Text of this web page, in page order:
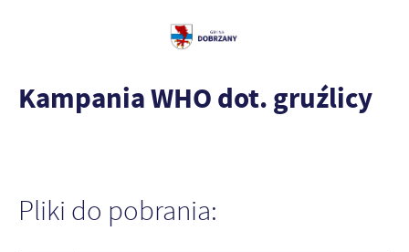
Kampania WHO dot. gruźlicy
Pliki do pobrania: